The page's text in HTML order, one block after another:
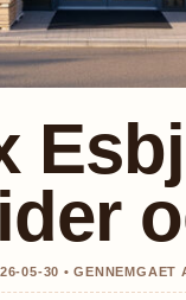
05-30 • GENNEMGAET